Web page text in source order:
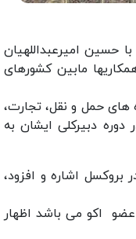
امیرعبداللهیان
مابین کشورهای
حمل و نقل، تجارت،
دبیرکلی ایشان به
اشاره و افزود،
اکو می باشد اظهار